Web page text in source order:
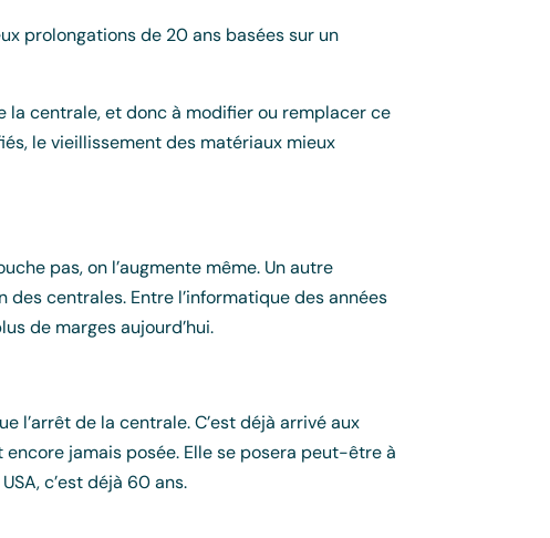
prolongations de 20 ans basées sur un
la centrale, et donc à modifier ou remplacer ce
le vieillissement des matériaux mieux
pas, on l’augmente même. Un autre
centrales. Entre l’informatique des années
de marges aujourd’hui.
l’arrêt de la centrale. C’est déjà arrivé aux
jamais posée. Elle se posera peut-être à
c’est déjà 60 ans.